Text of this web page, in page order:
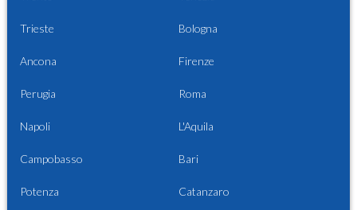
Trieste Bologna
Ancona Firenze
Perugia Roma
Napoli L'Aquila
Campobasso Bari
Potenza Catanzaro